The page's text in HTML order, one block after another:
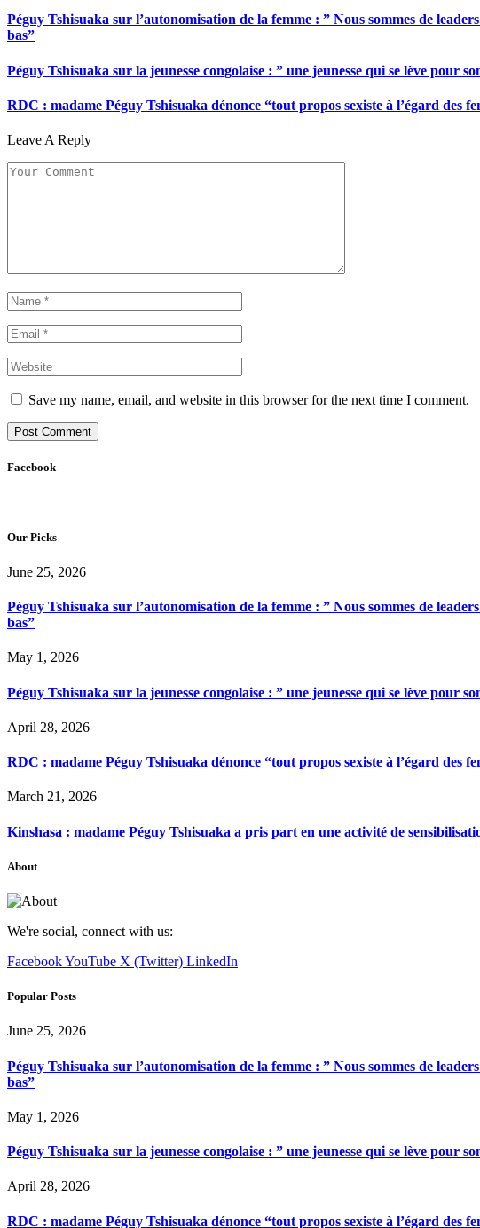
Péguy Tshisuaka sur l’autonomisation de la femme : ” Nous sommes de
bas”
Péguy Tshisuaka sur la jeunesse congolaise : ” une jeunesse qui se lève pour
RDC : madame Péguy Tshisuaka dénonce “tout propos sexiste à l’égard des
Leave A Reply
Save my name, email, and website in this browser for the next time I comment.
Facebook
Our Picks
June 25, 2026
Péguy Tshisuaka sur l’autonomisation de la femme : ” Nous sommes de
bas”
May 1, 2026
Péguy Tshisuaka sur la jeunesse congolaise : ” une jeunesse qui se lève pour
April 28, 2026
RDC : madame Péguy Tshisuaka dénonce “tout propos sexiste à l’égard des
March 21, 2026
Kinshasa : madame Péguy Tshisuaka a pris part en une activité de
About
We're social, connect with us:
FacebookYouTube X (Twitter) LinkedIn
Popular Posts
June 25, 2026
Péguy Tshisuaka sur l’autonomisation de la femme : ” Nous sommes de
bas”
May 1, 2026
Péguy Tshisuaka sur la jeunesse congolaise : ” une jeunesse qui se lève pour
April 28, 2026
RDC : madame Péguy Tshisuaka dénonce “tout propos sexiste à l’égard des